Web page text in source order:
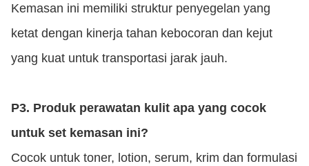
Kemasan ini memiliki struktur penyegelan yang
ketat dengan kinerja tahan kebocoran dan kejut
yang kuat untuk transportasi jarak jauh.
P3. Produk perawatan kulit apa yang cocok
untuk set kemasan ini?
Cocok untuk toner, lotion, serum, krim dan formulasi